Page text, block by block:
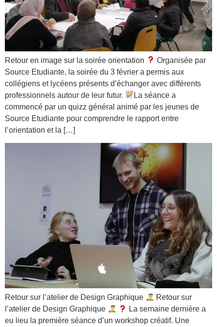
Retour en image sur la soirée orientation
Organisée par
Source Etudiante, la soirée du 3 février a permis aux
collégiens et lycéens présents d’échanger avec différents
professionnels autour de leur futur.
La séance a
commencé par un quizz général animé par les jeunes de
Source Etudiante pour comprendre le rapport entre
l’orientation et la […]
Retour sur l’atelier de Design Graphique
Retour sur
l’atelier de Design Graphique
La semaine dernière a
eu lieu la première séance d’un workshop créatif. Une